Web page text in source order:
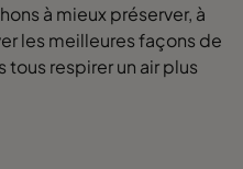
à mieux préserver, à
les meilleures façons de
respirer un air plus